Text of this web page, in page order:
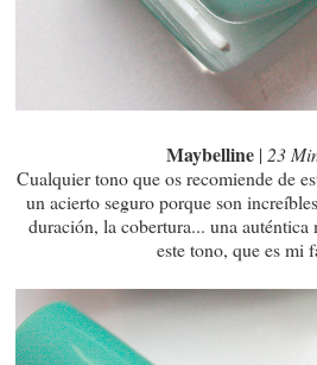
Maybelline | 23
Cualquier tono que os recomiende de
un acierto seguro porque son
duración, la cobertura... una
este tono, que es mi